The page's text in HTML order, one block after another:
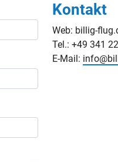
Kontakt
Web: billig-
Tel.: +49 341
E-Mail: